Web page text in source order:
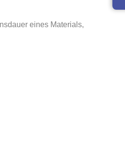
eines Materials,